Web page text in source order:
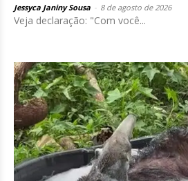
Jessyca Janiny Sousa 8 de agosto de 2026
Veja declaração: "Com você...